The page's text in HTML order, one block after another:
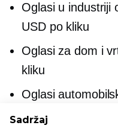
Oglasi u industriji
USD po kliku
Oglasi za dom i
kliku
Oglasi
USD po kliku
Sadržaj